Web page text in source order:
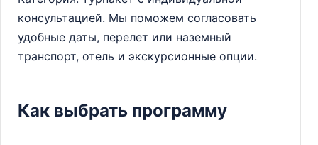
консультацией. Мы поможем согласовать
удобные даты, перелет или наземный
транспорт, отель и экскурсионные опции.
Как выбрать программу